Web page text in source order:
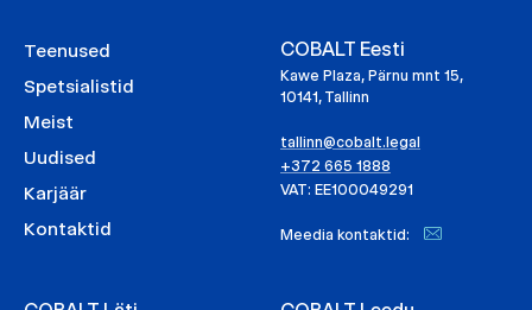
Teenused
Spetsialistid
Meist
Uudised
Karjäär
Kontaktid
COBALT Eesti
Kawe Plaza, Pärnu mnt 15,
10141, Tallinn
tallinn@cobalt.legal
+372 665 1888
VAT: EE100049291
Meedia kontaktid: